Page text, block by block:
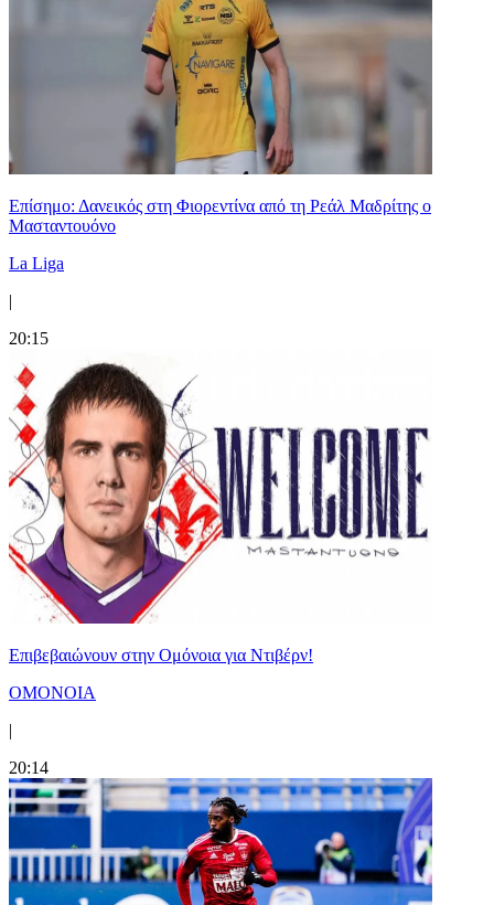
Επίσημο: Δανεικός στη Φιορεντίνα από τη Ρεάλ Μαδρίτης ο
Μασταντουόνο
La Liga
|
20:15
Επιβεβαιώνουν στην Ομόνοια για Ντιβέρν!
ΟΜΟΝΟΙΑ
|
20:14